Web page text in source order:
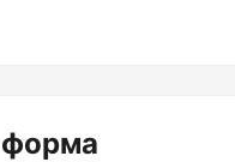
in software
форма